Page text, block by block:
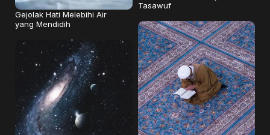
Gejolak Hati Melebihi Air
yang Mendidih
Tasawuf